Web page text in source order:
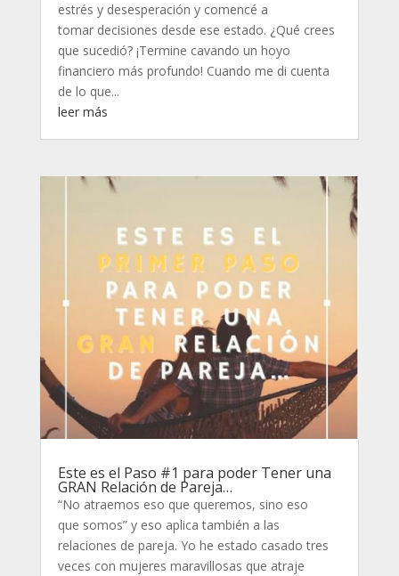
estrés y desesperación y comencé a
tomar decisiones desde ese estado. ¿Qué crees
que sucedió? ¡Termine cavando un hoyo
financiero más profundo! Cuando me di cuenta
de lo que...
leer más
Este es el Paso #1 para poder Tener una
GRAN Relación de Pareja…
“No atraemos eso que queremos, sino eso
que somos” y eso aplica también a las
relaciones de pareja. Yo he estado casado tres
veces con mujeres maravillosas que atraje